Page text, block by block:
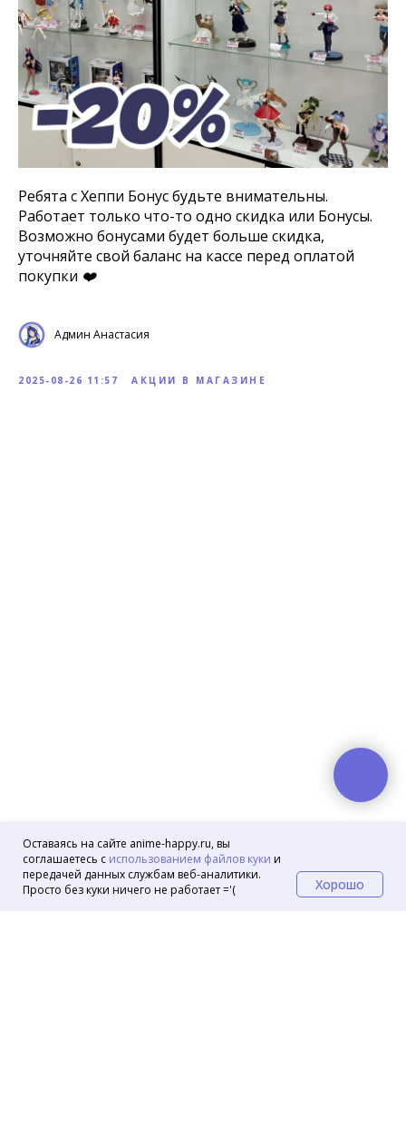
Ребята с Хеппи Бонус будьте внимательны.
Работает только что-то одно скидка или Бонусы.
Возможно бонусами будет больше скидка,
уточняйте свой баланс на кассе перед оплатой
покупки ❤️
Админ Анастасия
2025-08-26 11:57 АКЦИИ В МАГАЗИНЕ
Оставаясь на сайте anime-happy.ru, вы
соглашаетесь с использованием файлов куки и
передачей данных службам веб-аналитики.
Просто без куки ничего не работает ='(
Хорошо